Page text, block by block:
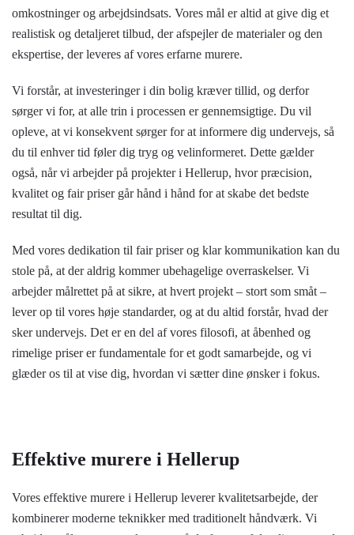
omkostninger og arbejdsindsats. Vores mål er altid at give dig et
realistisk og detaljeret tilbud, der afspejler de materialer og den
ekspertise, der leveres af vores erfarne murere.
Vi forstår, at investeringer i din bolig kræver tillid, og derfor
sørger vi for, at alle trin i processen er gennemsigtige. Du vil
opleve, at vi konsekvent sørger for at informere dig undervejs, så
du til enhver tid føler dig tryg og velinformeret. Dette gælder
også, når vi arbejder på projekter i Hellerup, hvor præcision,
kvalitet og fair priser går hånd i hånd for at skabe det bedste
resultat til dig.
Med vores dedikation til fair priser og klar kommunikation kan du
stole på, at der aldrig kommer ubehagelige overraskelser. Vi
arbejder målrettet på at sikre, at hvert projekt – stort som småt –
lever op til vores høje standarder, og at du altid forstår, hvad der
sker undervejs. Det er en del af vores filosofi, at åbenhed og
rimelige priser er fundamentale for et godt samarbejde, og vi
glæder os til at vise dig, hvordan vi sætter dine ønsker i fokus.
Effektive murere i Hellerup
Vores effektive murere i Hellerup leverer kvalitetsarbejde, der
kombinerer moderne teknikker med traditionelt håndværk. Vi